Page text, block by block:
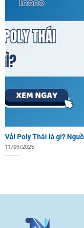
Vải Poly Thái là gì?
11/09/2025